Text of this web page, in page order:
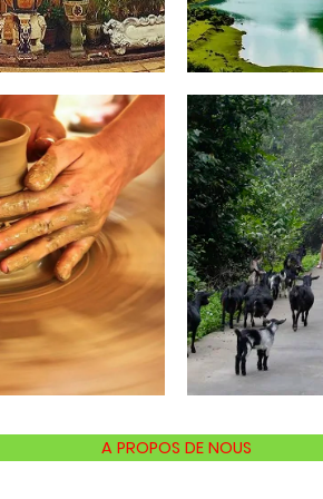
READ MORE
A PROPOS DE NOUS